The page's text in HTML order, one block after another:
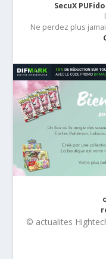
SecuX
Ne perdez plus
© actualites